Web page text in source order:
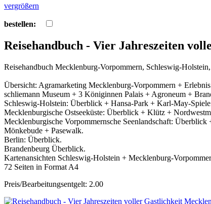
vergrößern
bestellen:
Reisehandbuch - Vier Jahreszeiten
Reisehandbuch Mecklenburg-Vorpommern, Schleswig-
Übersicht: Agramarketing Mecklenburg-Vorpommern +
schliemann Museum + 3 Königinnen Palais + Agroneum +
Schleswig-Holstein: Überblick + Hansa-Park + Karl-May-
Mecklenburgische Ostseeküste: Überblick + Klütz +
Mecklenburgische Vorpommernsche Seenlandschaft:
Mönkebude + Pasewalk.
Berlin: Überblick.
Brandenbeurg Überblick.
Kartenansichten Schleswig-Holstein + Mecklenburg-
72 Seiten in Format A4
Preis/Bearbeitungsentgelt: 2.00